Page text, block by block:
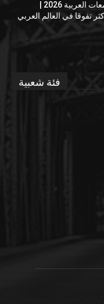
تفوقا في العالم العربي
فئة شعبية